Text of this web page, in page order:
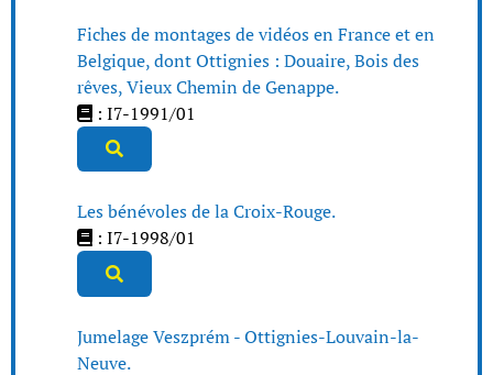
Fiches de montages de vidéos en France et en
Belgique, dont Ottignies : Douaire, Bois des
rêves, Vieux Chemin de Genappe.
: I7-1991/01
Les bénévoles de la Croix-Rouge.
: I7-1998/01
Jumelage Veszprém - Ottignies-Louvain-la-
Neuve.